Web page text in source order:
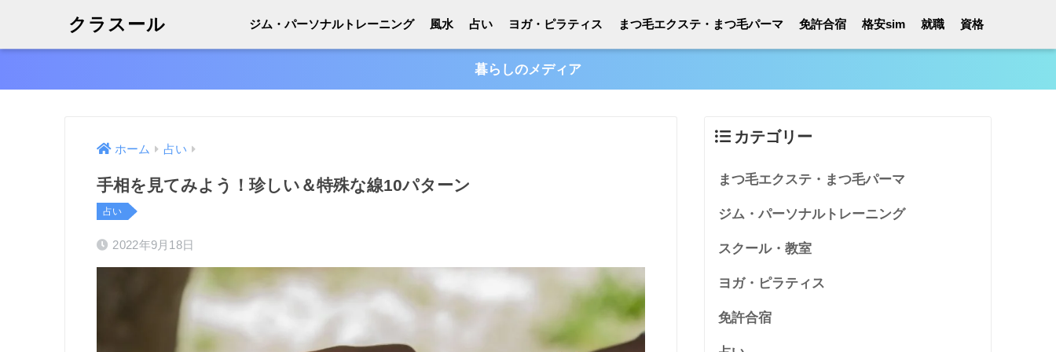
クラスール ジム・パーソナルトレーニング 風水 占い ヨガ・ピラティス まつ毛エクステ・まつ毛パーマ 免許合宿 格安sim 就職 資格
暮らしのメディア
ホーム 占い
手相を見てみよう！珍しい＆特殊な線10パターン
占い
2022年9月18日
カテゴリー
まつ毛エクステ・まつ毛パーマ
ジム・パーソナルトレーニング
スクール・教室
ヨガ・ピラティス
免許合宿